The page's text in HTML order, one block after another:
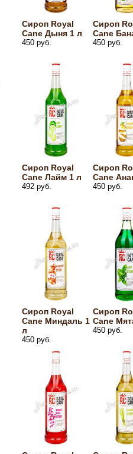
Сироп Royal
Cane Дыня 1 л
450 руб.
Сироп
Cane
450 руб.
Сироп Royal
Cane Лайм 1 л
492 руб.
Сироп
Cane
450 руб.
Сироп Royal
Cane Миндаль 1
л
450 руб.
Сироп
Cane
450 руб.